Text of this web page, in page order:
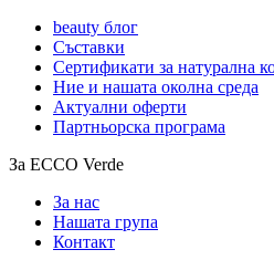
beauty блог
Съставки
Сертификати за натурална
Ние и нашата околна среда
Актуални оферти
Партньорска програма
За ECCO Verde
За нас
Нашата група
Контакт